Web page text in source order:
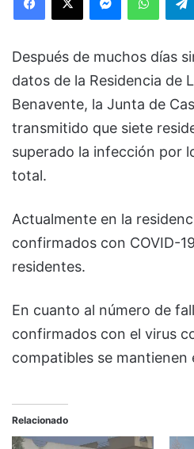
Después de muchos días
datos de la Residencia de
Benavente, la Junta de
transmitido que siete
superado la infección por
total.
Actualmente en la
confirmados con COVID-
residentes.
En cuanto al número de
confirmados con el virus
compatibles se mantienen
Relacionado